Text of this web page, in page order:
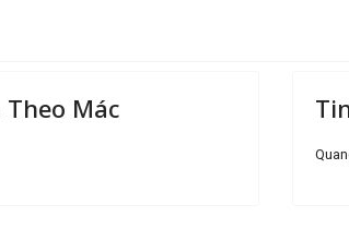
Mác